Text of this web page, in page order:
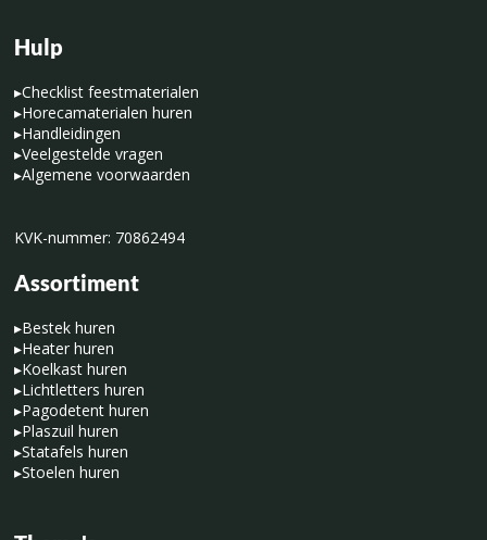
Hulp
▸Checklist feestmaterialen
▸Horecamaterialen huren
▸Handleidingen
▸Veelgestelde vragen
▸Algemene voorwaarden
KVK-nummer: 70862494
Assortiment
▸Bestek huren
▸Heater huren
▸Koelkast huren
▸Lichtletters huren
▸Pagodetent huren
▸Plaszuil huren
▸Statafels huren
▸Stoelen huren